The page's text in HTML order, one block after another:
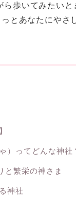
歩いてみたい
とあなたにやさ
）ってどんな神社
と繁栄の神さま
神社